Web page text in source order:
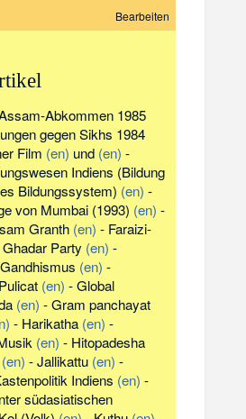
Bearbeiten
Abkommen 1985
gegen Sikhs 1984
Film (en) und (en) -
Indiens (Bildung
Bildungssystem) (en) -
von Mumbai (1993) (en) -
Granth (en) - Faraizi-
Ghadar Party (en) -
Gandhismus (en) -
(en) -Global
(en) -Gram panchayat
- Harikatha (en) -
(en) - Hitopadesha
(en) -Jallikattu (en) -
Indiens (en) -
südasiatischen